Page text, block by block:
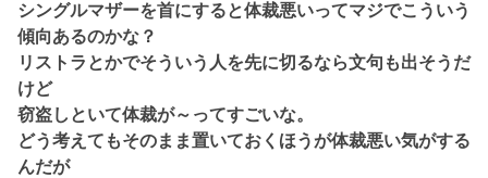
シングルマザーを首にすると体裁悪いってマジでこういう
傾向あるのかな？
リストラとかでそういう人を先に切るなら文句も出そうだ
けど
窃盗しといて体裁が～ってすごいな。
どう考えてもそのまま置いておくほうが体裁悪い気がする
んだが